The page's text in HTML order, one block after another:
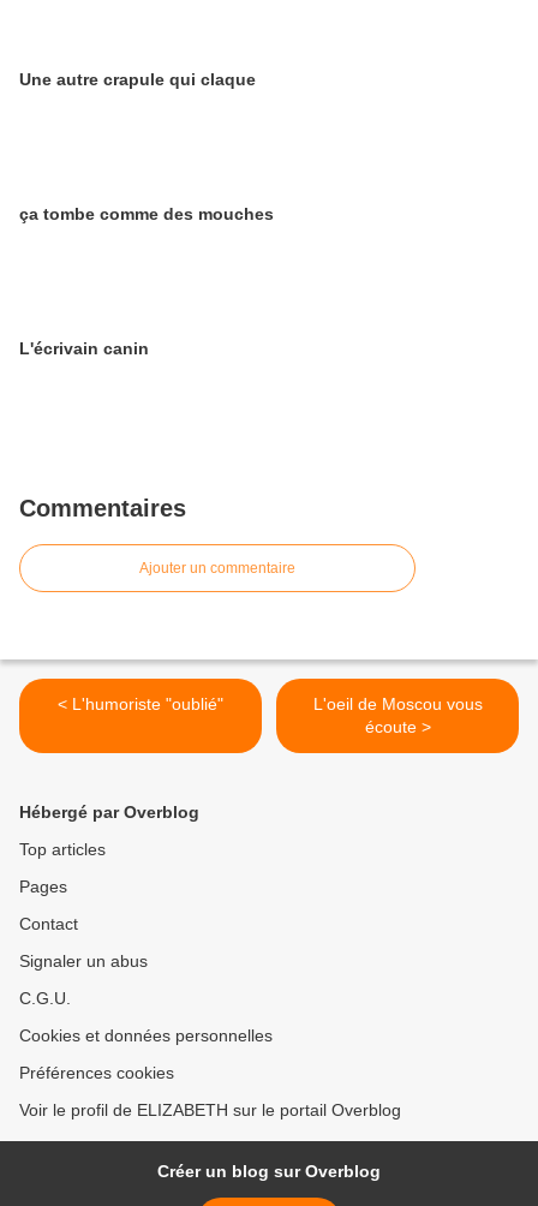
Une autre crapule qui claque
ça tombe comme des mouches
L'écrivain canin
Commentaires
Ajouter un commentaire
< L'humoriste "oublié"
L'oeil de Moscou vous
écoute >
Hébergé par Overblog
Top articles
Pages
Contact
Signaler un abus
C.G.U.
Cookies et données personnelles
Préférences cookies
Voir le profil de ELIZABETH sur le portail Overblog
Créer un blog sur Overblog